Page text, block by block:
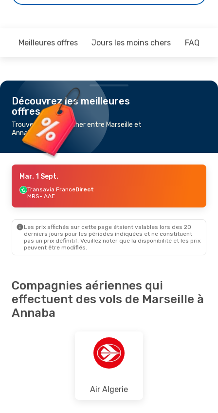
Meilleures offres Jours les moins chers FAQ
Découvrez les meilleures
offres
Trouvez un vol pas cher entre Marseille et
Annaba
Mar. 1 Sept.
Transavia FranceDirect
MRS- AAE
Les prix affichés sur cette page étaient valables lors des 20
derniers jours pour les périodes indiquées et ne constituent
pas un prix définitif. Veuillez noter que la disponibilité et les prix
peuvent être modifiés.
Compagnies aériennes qui
effectuent des vols de Marseille à
Annaba
Air Algerie